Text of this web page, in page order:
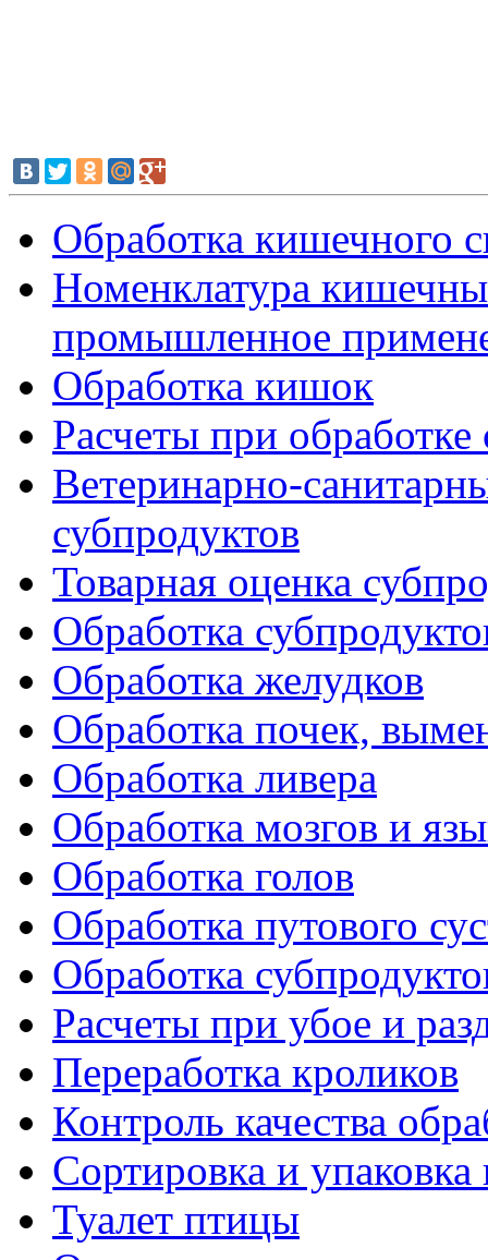
Обработка кишечного
Номенклатура
промышленное
Обработка кишок
Расчеты при обработке
Ветеринарно-
субпродуктов
Товарная оценка
Обработка
Обработка желудков
Обработка почек,
Обработка ливера
Обработка мозгов и
Обработка голов
Обработка путового
Обработка
Расчеты при убое и
Переработка кроликов
Контроль качества
Сортировка и
Туалет птицы